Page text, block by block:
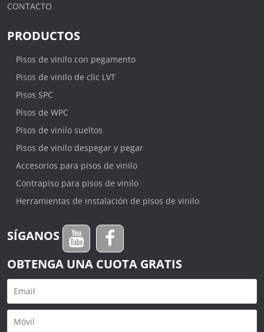
CONTACTO
PRODUCTOS
Pisos de vinilo con pegamento
Pisos de vinilo de clic LVT
Pisos SPC
Pisos de WPC
Pisos de vinilo sueltos
Pisos de vinilo despegar y pegar
Accesorios para pisos de vinilo
Contrapiso para pisos de vinilo
Herramientas de instalación de pisos de vinilo
SÍGANOS
OBTENGA UNA CUOTA GRATIS